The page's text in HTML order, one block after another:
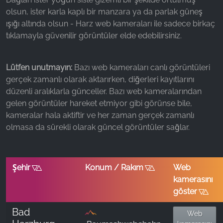
olsun, ister karla kaplı bir manzara ya da parlak güneş
ışığı altında olsun - Harz web kameraları ile sadece birkaç
tıklamayla güvenilir görüntüler elde edebilirsiniz.
Lütfen unutmayın: Bazı web kameraları canlı görüntüleri
gerçek zamanlı olarak aktarırken, diğerleri kayıtlarını
düzenli aralıklarla günceller. Bazı web kameralarından
gelen görüntüler hareket etmiyor gibi görünse bile,
kameralar hala aktiftir ve her zaman gerçek zamanlı
olmasa da sürekli olarak güncel görüntüler sağlar.
Şehir
Sort ascending by
Şehir Konum / Rakım
Sort ascending by
Konum / Rakım Web
Sort
Web
kamerasını
göster
Bad
Web
_fbp, fr, _fbq, fbq
Purpose:
Reklam ölçümü ve pazarlaması
Cookie duration:
3 ay - 1 yıl
İSTATISTIKLER
İstatistik Çerezleri anonim olarak bilgi toplar. Bu
bilgiler, ziyaretçilerimizin web sitemizi nasıl